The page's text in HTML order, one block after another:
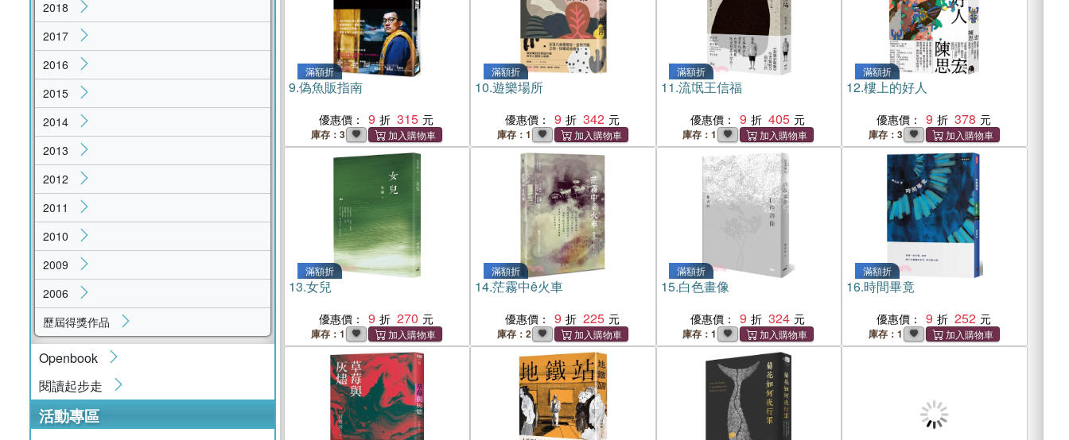
2018
2017
2016
2015
2014
2013
2012
2011
2010
2009
2006
歷屆得獎作品
Openbook
閱讀起步走
活動專區
滿額折
9.偽魚販指南
優惠價： 9 315
庫存：3
滿額折
10.遊樂場所
優惠價： 9 342
庫存：1
滿額折
11.流氓王信福
優惠價： 9 405
庫存：1
滿額折
12.樓上的好人
優惠價： 9 378
庫存：3
滿額折
13.女兒
優惠價： 9 270
庫存：1
滿額折
14.茫霧中ê火車
優惠價： 9 225
庫存：2
滿額折
15.白色畫像
優惠價： 9 324
庫存：1
滿額折
16.時間畢竟
優惠價： 9 252
庫存：1